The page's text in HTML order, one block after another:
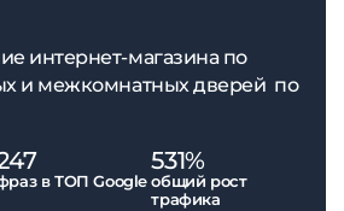
интернет-магазина по
и межкомнатных дверей по
в ТОП Google
531%
общий рост
трафика